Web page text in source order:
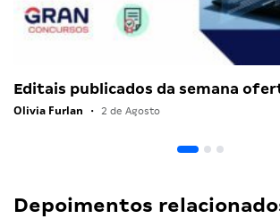
Editais publicados da semana
Olivia Furlan • 2 de Agosto
Depoimentos